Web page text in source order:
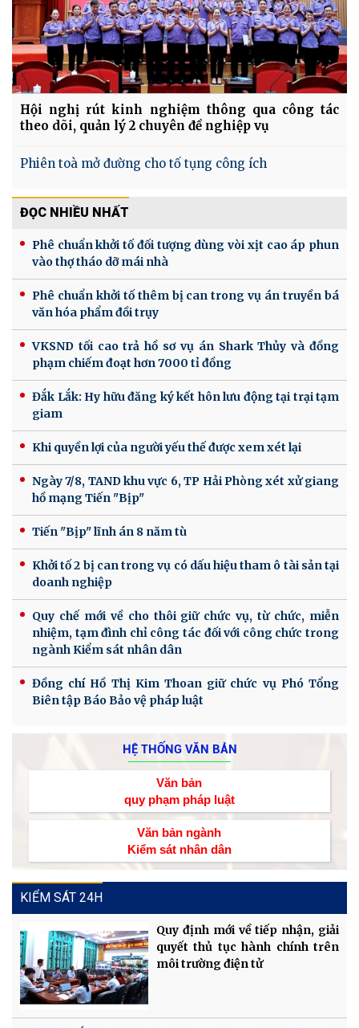
Hội nghị rút kinh nghiệm thông qua công tác
theo dõi, quản lý 2 chuyên đề nghiệp vụ
Phiên toà mở đường cho tố tụng công ích
ĐỌC NHIỀU NHẤT
Phê chuẩn khởi tố đối tượng dùng vòi xịt cao áp phun
vào thợ tháo dỡ mái nhà
Phê chuẩn khởi tố thêm bị can trong vụ án truyền bá
văn hóa phẩm đồi trụy
VKSND tối cao trả hồ sơ vụ án Shark Thủy và đồng
phạm chiếm đoạt hơn 7000 tỉ đồng
Đắk Lắk: Hy hữu đăng ký kết hôn lưu động tại trại tạm
giam
Khi quyền lợi của người yếu thế được xem xét lại
Ngày 7/8, TAND khu vực 6, TP Hải Phòng xét xử giang
hồ mạng Tiến "Bịp"
Tiến "Bịp" lĩnh án 8 năm tù
Khởi tố 2 bị can trong vụ có dấu hiệu tham ô tài sản tại
doanh nghiệp
Quy chế mới về cho thôi giữ chức vụ, từ chức, miễn
nhiệm, tạm đình chỉ công tác đối với công chức trong
ngành Kiểm sát nhân dân
Đồng chí Hồ Thị Kim Thoan giữ chức vụ Phó Tổng
Biên tập Báo Bảo vệ pháp luật
HỆ THỐNG VĂN BẢN
Văn bản
quy phạm pháp luật
Văn bản ngành
Kiểm sát nhân dân
KIỂM SÁT 24H
Quy định mới về tiếp nhận, giải
quyết thủ tục hành chính trên
môi trường điện tử